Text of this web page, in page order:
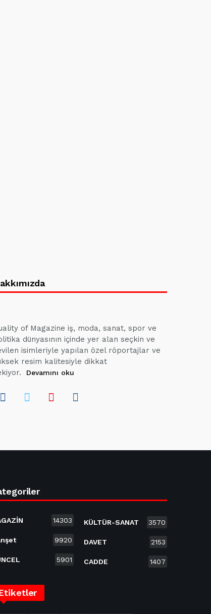
of Magazine iş, moda, sanat, spor ve
dünyasının içinde yer alan seçkin ve
isimleriyle yapılan özel röportajlar ve
resim kalitesiyle dikkat
Devamını oku
14303
9920
5901
KÜLTÜR-SANAT 3570
DAVET 2153
CADDE 1407